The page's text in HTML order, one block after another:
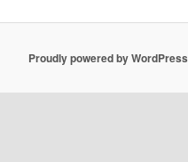
Proudly powered by WordPress